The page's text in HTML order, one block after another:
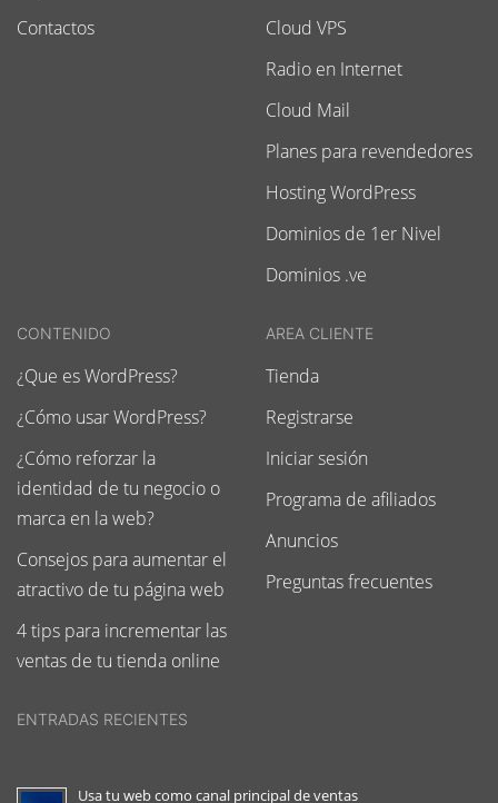
Contactos
Cloud VPS
Radio en Internet
Cloud Mail
Planes para revendedores
Hosting WordPress
Dominios de 1er Nivel
Dominios .ve
CONTENIDO
¿Que es WordPress?
¿Cómo usar WordPress?
¿Cómo reforzar la
identidad de tu negocio o
marca en la web?
Consejos para aumentar el
atractivo de tu página web
4 tips para incrementar las
ventas de tu tienda online
AREA CLIENTE
Tienda
Registrarse
Iniciar sesión
Programa de afiliados
Anuncios
Preguntas frecuentes
ENTRADAS RECIENTES
Usa tu web como canal principal de ventas